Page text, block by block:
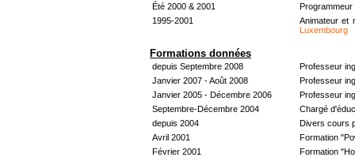
Été 2000 & 2001
Programmeur
1995-2001
Animateur et
Luxembourg
Formations données
depuis Septembre 2008
Professeur
Janvier 2007 - Août 2008
Professeur
Janvier 2005 - Décembre 2006
Professeur
Septembre-Décembre 2004
Chargé
depuis 2004
Divers cours
Avril 2001
Formation
Février 2001
Formation